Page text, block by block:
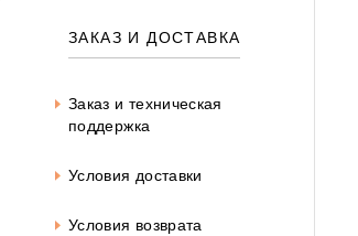
ЗАКАЗ И ДОСТАВКА
Заказ и техническая
поддержка
Условия доставки
Условия возврата